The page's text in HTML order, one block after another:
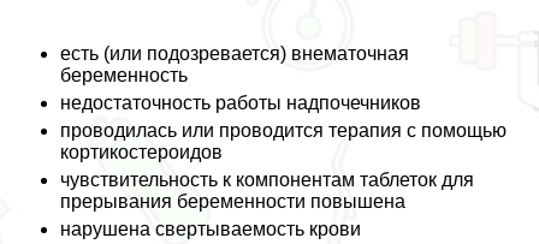
есть (или подозревается) внематочная
беременность
недостаточность работы надпочечников
проводилась или проводится терапия с помощью
кортикостероидов
чувствительность к компонентам таблеток для
прерывания беременности повышена
нарушена свертываемость крови